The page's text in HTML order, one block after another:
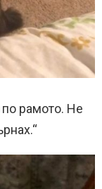
по рамото. Не